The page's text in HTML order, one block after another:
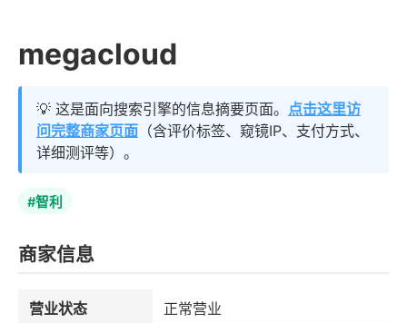
megacloud
💡 这是面向搜索引擎的信息摘要页面。 点击这里访
问完整商家页面 （含评价标签、窥镜IP、支付方式、
详细测评等）。
#智利
商家信息
营业状态
正常营业